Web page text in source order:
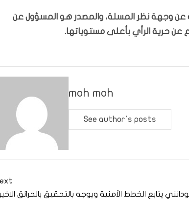
عن وجهة نظر المسلة، والمصدر هو المسؤول عن
عن حرية الرأي بأعلى مستوياتها.
moh moh
See author's posts
يتابع الخطط الأمنية ويوجه بالتحقيق بالحرائق